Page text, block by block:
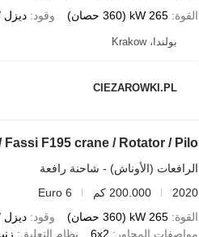
القوة 265 kW (360 حصان) وقود ديزل
بولندا، Krakow
CIEZAROWKI.PL
Fassi F195 crane / Rotator / Pilo
الرافعات (الأوناش) - شاحنة رافعة
2020
200.000 كم
Euro 6
القوة 265 kW (360 حصان) وقود ديزل
مواصفات المحاور
6x2 نظام التعليق